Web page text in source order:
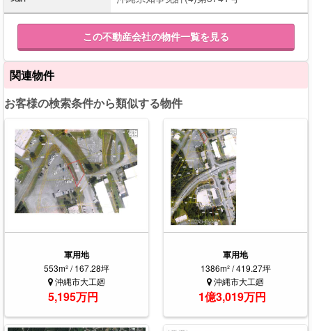
この不動産会社の物件一覧を見る
関連物件
お客様の検索条件から類似する物件
軍用地
553m² / 167.28坪
沖縄市大工廻
5,195万円
軍用地
1386m² / 419.27坪
沖縄市大工廻
1億3,019万円